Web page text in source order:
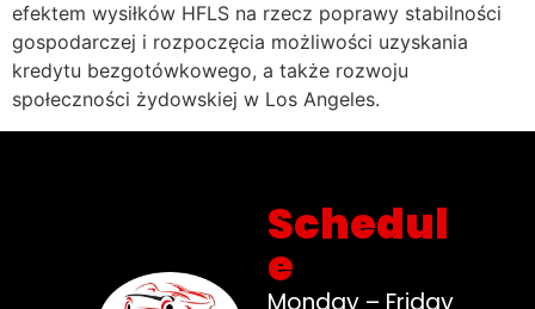
efektem wysiłków HFLS na rzecz poprawy stabilności
gospodarczej i rozpoczęcia możliwości uzyskania
kredytu bezgotówkowego, a także rozwoju
społeczności żydowskiej w Los Angeles.
Schedul
e
Monday – Friday